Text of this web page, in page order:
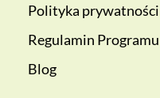
Polityka prywatności
Regulamin
Blog